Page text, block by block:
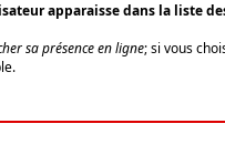
apparaisse dans la liste
sa présence en ligne; si vous